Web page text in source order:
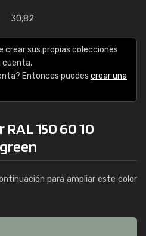
30,82
crear sus propias colecciones
cuenta.
Entonces puedes crear una
150 60 10
para ampliar este color